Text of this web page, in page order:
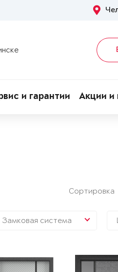
и гарантии Акции и
Сортировка
Замковая система